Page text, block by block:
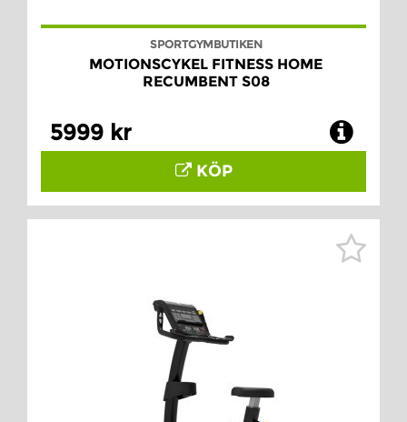
SPORTGYMBUTIKEN
MOTIONSCYKEL FITNESS HOME
RECUMBENT S08
5999 kr
KÖP